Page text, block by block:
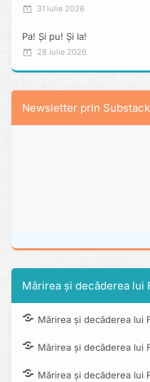
31 iulie 2026
Pa! Și pu! Și la!
28 iulie 2026
Newsletter prin Substack
Mărirea și decăderea lui
Mărirea și decăderea lui
Mărirea și decăderea lui
Mărirea și decăderea lui